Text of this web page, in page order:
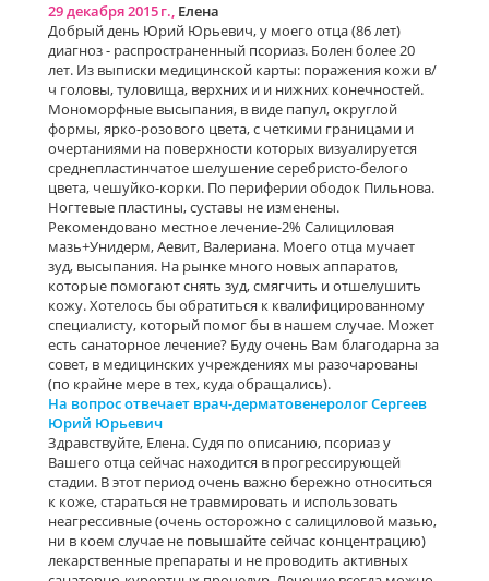
29 декабря 2015 г., Елена
Добрый день Юрий Юрьевич, у моего отца (86 лет)
диагноз - распространенный псориаз. Болен более 20
лет. Из выписки медицинской карты: поражения кожи в/
ч головы, туловища, верхних и и нижних конечностей.
Мономорфные высыпания, в виде папул, округлой
формы, ярко-розового цвета, с четкими границами и
очертаниями на поверхности которых визуалируется
среднепластинчатое шелушение серебристо-белого
цвета, чешуйко-корки. По периферии ободок Пильнова.
Ногтевые пластины, суставы не изменены.
Рекомендовано местное лечение-2% Салициловая
мазь+Унидерм, Аевит, Валериана. Моего отца мучает
зуд, высыпания. На рынке много новых аппаратов,
которые помогают снять зуд, смягчить и отшелушить
кожу. Хотелось бы обратиться к квалифицированному
специалисту, который помог бы в нашем случае. Может
есть санаторное лечение? Буду очень Вам благодарна за
совет, в медицинских учреждениях мы разочарованы
(по крайне мере в тех, куда обращались).
На вопрос отвечает врач-дерматовенеролог Сергеев
Юрий Юрьевич
Здравствуйте, Елена. Судя по описанию, псориаз у
Вашего отца сейчас находится в прогрессирующей
стадии. В этот период очень важно бережно относиться
к коже, стараться не травмировать и использовать
неагрессивные (очень осторожно с салициловой мазью,
ни в коем случае не повышайте сейчас концентрацию)
лекарственные препараты и не проводить активных